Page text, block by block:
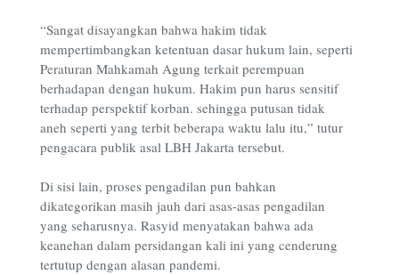
“Sangat disayangkan bahwa hakim tidak
mempertimbangkan ketentuan dasar hukum lain, seperti
Peraturan Mahkamah Agung terkait perempuan
berhadapan dengan hukum. Hakim pun harus sensitif
terhadap perspektif korban. sehingga putusan tidak
aneh seperti yang terbit beberapa waktu lalu itu,” tutur
pengacara publik asal LBH Jakarta tersebut.
Di sisi lain, proses pengadilan pun bahkan
dikategorikan masih jauh dari asas-asas pengadilan
yang seharusnya. Rasyid menyatakan bahwa ada
keanehan dalam persidangan kali ini yang cenderung
tertutup dengan alasan pandemi.